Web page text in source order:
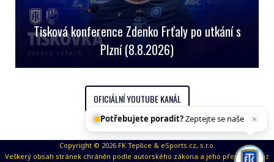
Tisková konference Zdenko Frťaly po utkání s
Plzní (8.8.2026)
OFICIÁLNÍ YOUTUBE KANÁL
Copyright © 2026 FK Teplice & eSports.cz, s.r.o.
Veškerý obsah stránek chráněn podle autorského zákona a jeho přejímaní bez
Potřebujete poradit?Zeptejte se našeho as